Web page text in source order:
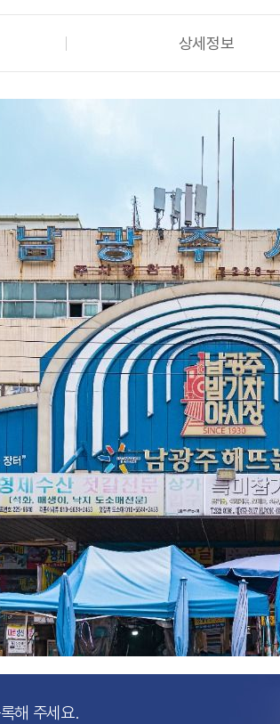
상세정보
해 주세요.